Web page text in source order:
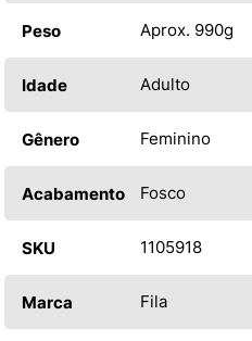
Peso Aprox. 990g
Idade Adulto
Gênero Feminino
Acabamento Fosco
SKU 1105918
Marca Fila